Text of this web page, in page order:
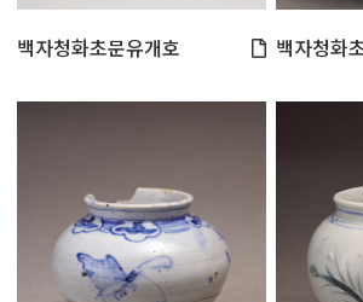
백자청화초문유개호 백자청화